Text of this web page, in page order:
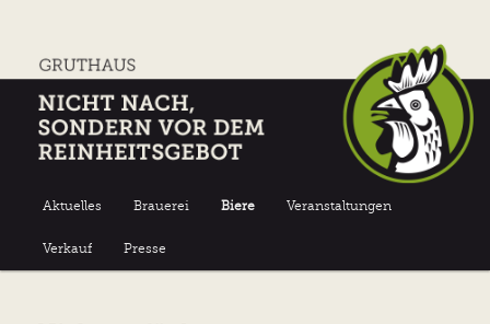
Gruthaus-Brauerei Münster
Hauptmenü
Zum
Inhalt
Zum
sekundären
Aktuelles Brauerei Biere Veranstaltungen
Verkauf Presse